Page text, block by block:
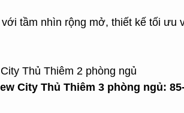
tầm nhìn rộng mở, thiết kế tối
City Thủ Thiêm 3 phòng ngủ: